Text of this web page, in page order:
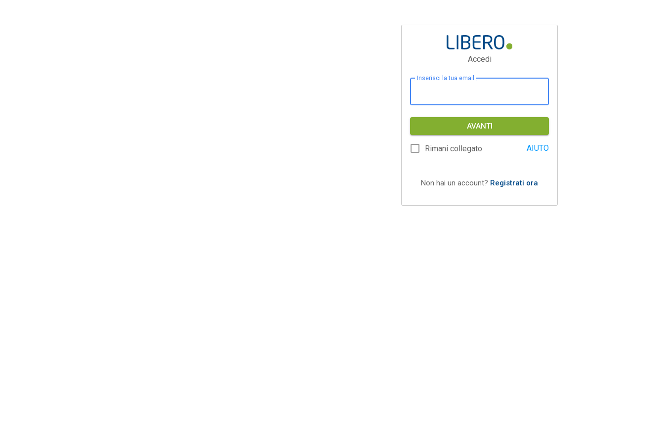
Accedi
Inserisci la tua email
AVANTI
Rimani collegato AIUTO
Non hai un account? Registrati ora